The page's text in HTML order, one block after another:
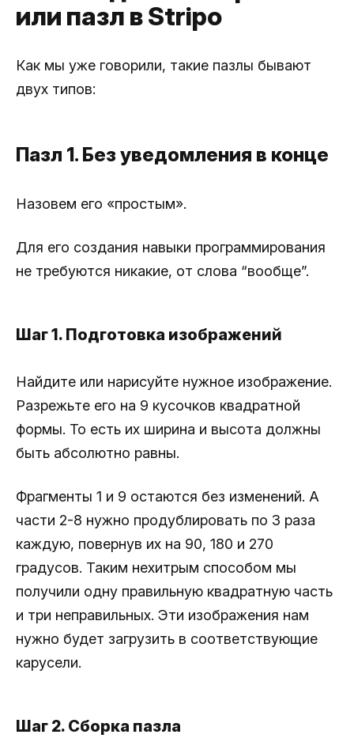
или пазл в Stripo
Как мы уже говорили, такие пазлы бывают
двух типов:
Пазл 1. Без уведомления в конце
Назовем его «простым».
Для его создания навыки программирования
не требуются никакие, от слова “вообще”.
Шаг 1. Подготовка изображений
Найдите или нарисуйте нужное изображение.
Разрежьте его на 9 кусочков квадратной
формы. То есть их ширина и высота должны
быть абсолютно равны.
Фрагменты 1 и 9 остаются без изменений. А
части 2-8 нужно продублировать по 3 раза
каждую, повернув их на 90, 180 и 270
градусов. Таким нехитрым способом мы
получили одну правильную квадратную часть
и три неправильных. Эти изображения нам
нужно будет загрузить в соответствующие
карусели.
Шаг 2. Сборка пазла